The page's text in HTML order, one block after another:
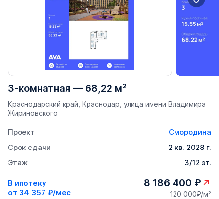
3-комнатная — 68,22 м²
Краснодарский край, Краснодар, улица имени Владимира
Жириновского
Проект
Смородина
Срок сдачи
2 кв. 2028 г.
Этаж
3/12 эт.
В ипотеку
от 34 357 ₽/мес
8 186 400 ₽
120 000₽/м²